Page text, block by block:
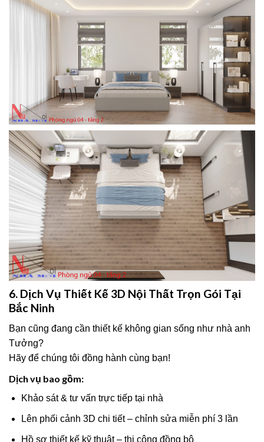
6. Dịch Vụ Thiết Kế 3D Nội Thất Trọn Gói Tại
Bắc Ninh
Bạn cũng đang cần thiết kế không gian sống như nhà anh
Tưởng?
Hãy để chúng tôi đồng hành cùng bạn!
Dịch vụ bao gồm:
Khảo sát & tư vấn trực tiếp tại nhà
Lên phối cảnh 3D chi tiết – chỉnh sửa miễn phí 3 lần
Hồ sơ thiết kế kỹ thuật – thi công đồng bộ